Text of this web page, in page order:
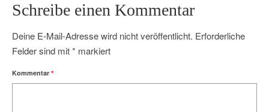
Schreibe einen Kommentar
Deine E-Mail-Adresse wird nicht veröffentlicht. Erforderliche
Felder sind mit* markiert
Kommentar *